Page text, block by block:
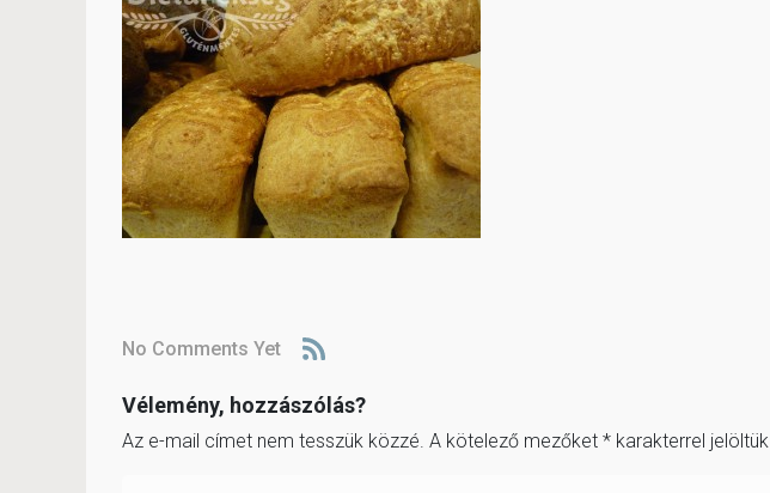
No Comments Yet
Vélemény, hozzászólás?
Az e-mail címet nem tesszük közzé. A kötelező mezőket * karakterrel jelöltük